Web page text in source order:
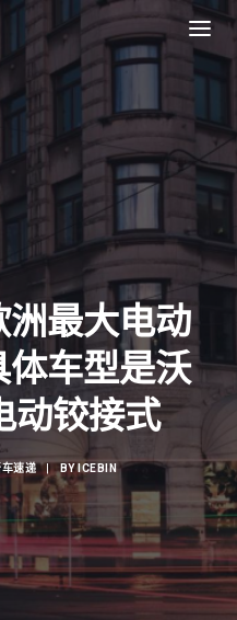
最大电动
车型是沃
动铰接式
车速递 BY ICEBIN